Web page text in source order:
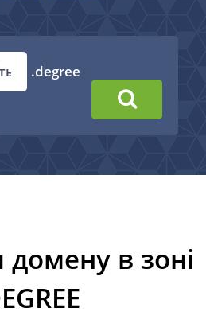
.degree
домену в зоні